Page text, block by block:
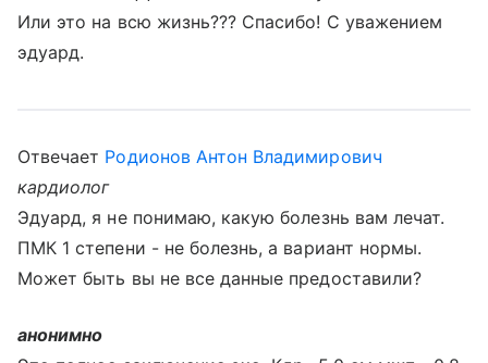
Или это на всю жизнь??? Спасибо! С уважением
эдуард.
Отвечает Родионов Антон Владимирович
кардиолог
Эдуард, я не понимаю, какую болезнь вам лечат.
ПМК 1 степени - не болезнь, а вариант нормы.
Может быть вы не все данные предоставили?
анонимно